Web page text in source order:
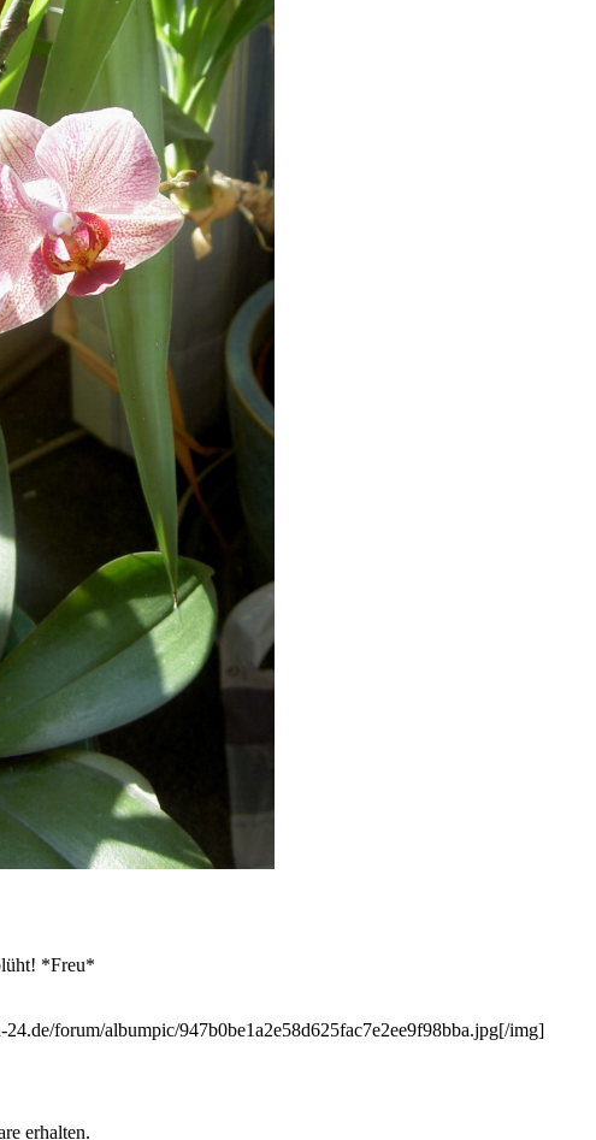
*Freu*
24.de/forum/albumpic/947b0be1a2e58d625fac7e2ee9f98bba.jpg[/img]
erhalten.